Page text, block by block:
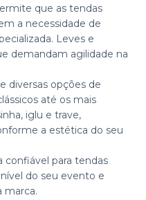
que as tendas
a necessidade de
Leves e
demandam agilidade na
diversas opções de
até os mais
iglu e trave,
a estética do seu
confiável para tendas
do seu evento e
marca.